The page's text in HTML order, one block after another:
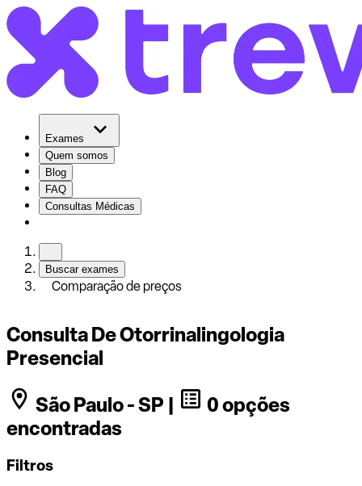
Exames
Quem somos
Blog
FAQ
Consultas Médicas
Buscar exames
Comparação de preços
Consulta De Otorrinalingologia
Presencial
São Paulo - SP |
0 opções
encontradas
Filtros